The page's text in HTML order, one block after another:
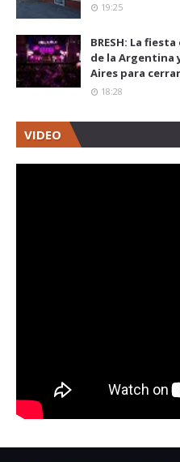
19:25
BRESH: La
de la Argentina
Aires para
18:28
VIDEO